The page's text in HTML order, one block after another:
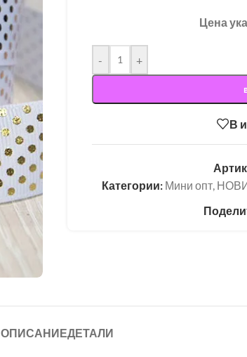
Цена
- +
В
Категории: Мини опт,
ОПИСАНИЕДЕТАЛИ